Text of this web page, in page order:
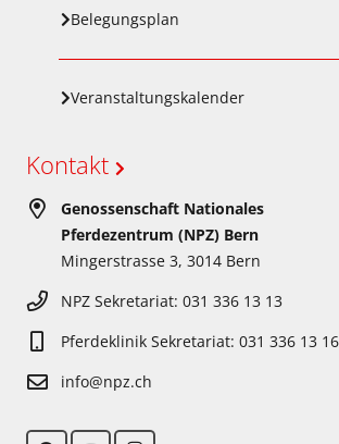
Belegungsplan
Veranstaltungskalender
Kontakt
Genossenschaft Nationales
Pferdezentrum (NPZ) Bern
Mingerstrasse 3, 3014 Bern
NPZ Sekretariat: 031 336 13 13
Pferdeklinik Sekretariat: 031 336 13 16
info@npz.ch